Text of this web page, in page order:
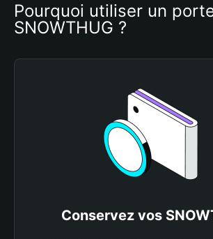
Pourquoi utiliser un
SNOWTHUG ?
Conservez vos